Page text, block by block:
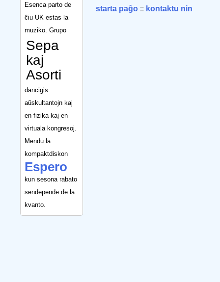
Esenca parto de
ĉiu UK estas la
muziko. Grupo
Sepa
kaj
Asorti
dancigis
aŭskultantojn kaj
en fizika kaj en
virtuala kongresoj.
Mendu la
kompaktdiskon
Espero
kun sesona rabato
sendepende de la
kvanto.
starta paĝo :: kontaktu nin